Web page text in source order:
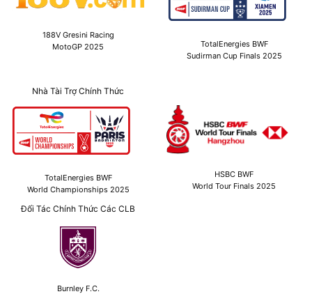
188V Gresini Racing
MotoGP 2025
TotalEnergies BWF
Sudirman Cup Finals 2025
Nhà Tài Trợ Chính Thức
TotalEnergies BWF
World Championships 2025
HSBC BWF
World Tour Finals 2025
Đối Tác Chính Thức Các CLB
Burnley F.C.